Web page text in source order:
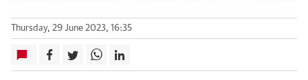
Thursday, 29 June 2023, 16:35